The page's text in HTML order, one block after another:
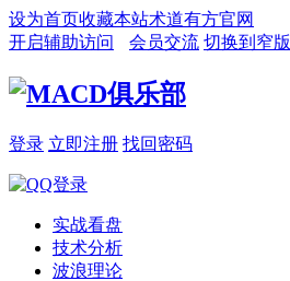
设为首页收藏本站术道有方官网
开启辅助访问
会员交流 切换到窄版
登录 立即注册 找回密码
实战看盘
技术分析
波浪理论